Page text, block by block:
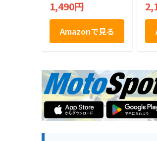
1,490円
Amazonで見る